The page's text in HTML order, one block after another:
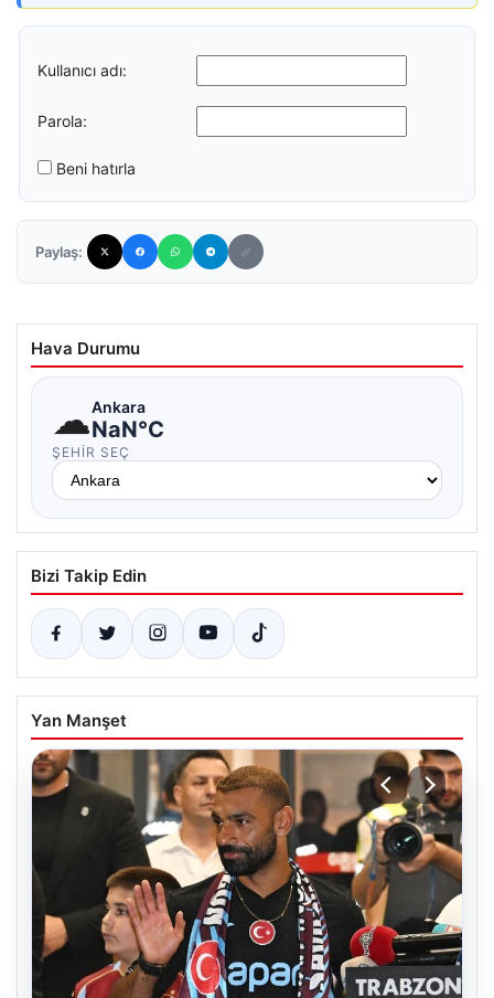
Kullanıcı adı:
Parola:
Beni hatırla
Paylaş:
Hava Durumu
☁Ankara
NaN°C
ŞEHIR SEÇ
Bizi Takip Edin
Yan Manşet